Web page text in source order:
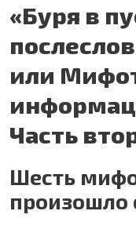
«Буря в
или
Часть
Шесть
произошло